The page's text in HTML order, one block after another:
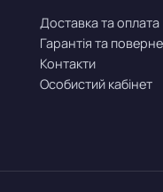
Доставка та оплата
Гарантія та
Контакти
Особистий кабінет